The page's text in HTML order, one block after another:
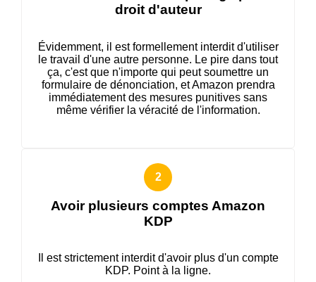
droit d'auteur
Évidemment, il est formellement interdit d'utiliser
le travail d'une autre personne. Le pire dans tout
ça, c'est que n'importe qui peut soumettre un
formulaire de dénonciation, et Amazon prendra
immédiatement des mesures punitives sans
même vérifier la véracité de l'information.
Avoir plusieurs comptes Amazon
KDP
Il est strictement interdit d'avoir plus d'un compte
KDP. Point à la ligne.